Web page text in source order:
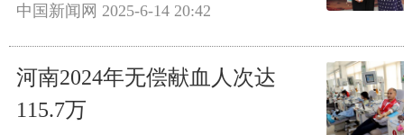
中国新闻网 2025-6-14 20:42
河南2024年无偿献血人次达
115.7万